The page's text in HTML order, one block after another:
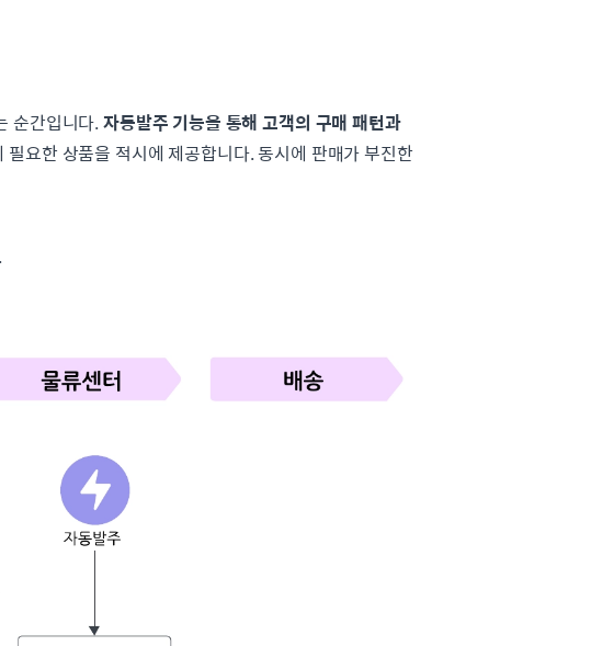
순간입니다.자동발주 기능을 통해 고객의 구매 패턴과
요한 상품을 적시에 제공합니다. 동시에 판매가 부진한